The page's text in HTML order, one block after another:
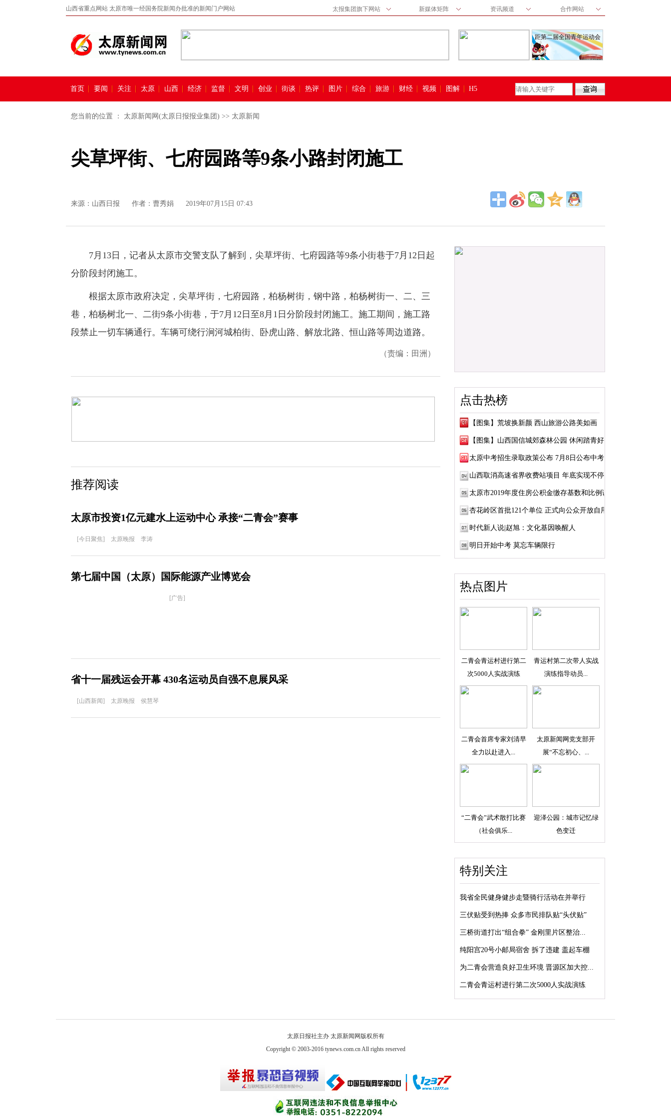
山西省重点网站 太原市唯一经国务院新闻办批准的新闻门户网站 太报集团旗下网站 新媒体矩阵 资讯频道 合作网站
距第二届全国青年运动会
首页 要闻 关注 太原 山西 经济 监督 文明 创业 街谈 热评 图片 综合 旅游 财经 视频 图解 H5
您当前的位置 ： 太原新闻网(太原日报报业集团) >> 太原新闻
尖草坪街、七府园路等9条小路封闭施工
来源： 山西日报 作者：曹秀娟 2019年07月15日 07:43
7月13日，记者从太原市交警支队了解到，尖草坪街、七府园路等9条小街巷于7月12日起
分阶段封闭施工。
根据太原市政府决定，尖草坪街，七府园路，柏杨树街，钢中路，柏杨树街一、二、三
巷，柏杨树北一、二街9条小街巷，于7月12日至8月1日分阶段封闭施工。施工期间，施工路
段禁止一切车辆通行。车辆可绕行涧河城柏街、卧虎山路、解放北路、恒山路等周边道路。
（责编：田洲）
推荐阅读
太原市投资1亿元建水上运动中心 承接“二青会”赛事
[今日聚焦] 太原晚报 李涛
第七届中国（太原）国际能源产业博览会
[广告]
省十一届残运会开幕 430名运动员自强不息展风采
[山西新闻] 太原晚报 侯慧琴
点击热榜
【图集】荒坡换新颜 西山旅游公路美如画
【图集】山西国信城郊森林公园 休闲踏青好去处
太原中考招生录取政策公布 7月8日公布中考成绩
山西取消高速省界收费站项目 年底实现不停车...
太原市2019年度住房公积金缴存基数和比例调整
杏花岭区首批121个单位 正式向公众开放自用厕所
时代新人说|赵旭：文化基因唤醒人
明日开始中考 莫忘车辆限行
热点图片
二青会青运村进行第二
次5000人实战演练
青运村第二次带人实战
演练指导动员...
二青会首席专家刘清早
全力以赴进入...
太原新闻网党支部开
展“不忘初心、...
“二青会”武术散打比赛
（社会俱乐...
迎泽公园：城市记忆绿
色变迁
特别关注
我省全民健身健步走暨骑行活动在并举行
三伏贴受到热捧 众多市民排队贴“头伏贴”
三桥街道打出“组合拳” 金刚里片区整治...
纯阳宫20号小邮局宿舍 拆了违建 盖起车棚
为二青会营造良好卫生环境 晋源区加大控...
二青会青运村进行第二次5000人实战演练
太原日报社主办 太原新闻网版权所有
Copyright © 2003-2016 tynews.com.cn All rights reserved